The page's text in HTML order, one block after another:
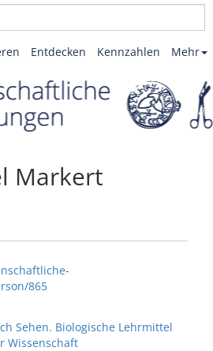
Mehr
Kennzahlen
Entdecken
Markert
865
Sehen. Biologische Lehrmittel
Wissenschaft